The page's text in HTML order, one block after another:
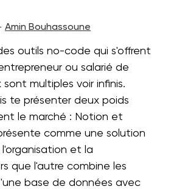
Amin Bouhassoune
outils no-code qui s'offrent
ou salarié de
multiples voir infinis.
te présenter deux poids
le marché : Notion et
comme une solution
et la
que l'autre combine les
base de données avec